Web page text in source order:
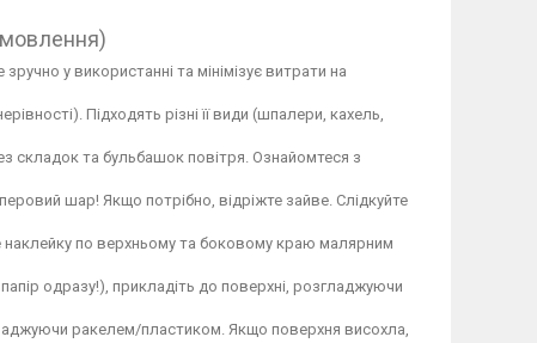
у використанні та мінімізує витрати на
Підходять різні її види (шпалери, кахель,
складок та бульбашок повітря. Ознайомтеся з
шар! Якщо потрібно, відріжте зайве. Слідкуйте
наклейку по верхньому та боковому краю малярним
одразу!), прикладіть до поверхні, розгладжуючи
ракелем/пластиком. Якщо поверхня висохла,